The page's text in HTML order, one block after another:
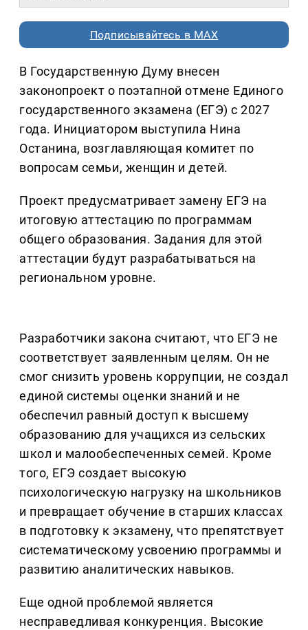
Подписывайтесь в MAX
В Государственную Думу внесен
законопроект о поэтапной отмене Единого
государственного экзамена (ЕГЭ) с 2027
года. Инициатором выступила Нина
Останина, возглавляющая комитет по
вопросам семьи, женщин и детей.
Проект предусматривает замену ЕГЭ на
итоговую аттестацию по программам
общего образования. Задания для этой
аттестации будут разрабатываться на
региональном уровне.
Разработчики закона считают, что ЕГЭ не
соответствует заявленным целям. Он не
смог снизить уровень коррупции, не создал
единой системы оценки знаний и не
обеспечил равный доступ к высшему
образованию для учащихся из сельских
школ и малообеспеченных семей. Кроме
того, ЕГЭ создает высокую
психологическую нагрузку на школьников
и превращает обучение в старших классах
в подготовку к экзамену, что препятствует
систематическому усвоению программы и
развитию аналитических навыков.
Еще одной проблемой является
несправедливая конкуренция. Высокие